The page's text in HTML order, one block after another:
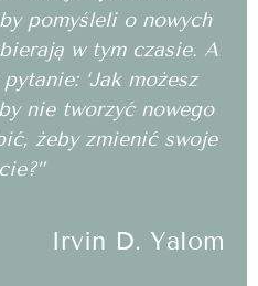
pomyśleli o nowych
w tym czasie. A
‘Jak możesz
nie tworzyć nowego
żeby zmienić swoje
Irvin D. Yalom